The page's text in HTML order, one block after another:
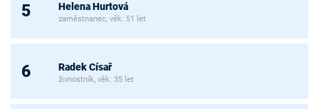
5 Helena Hurtová
zaměstnanec, věk: 51 let
6 Radek Císař
živnostník, věk: 35 let